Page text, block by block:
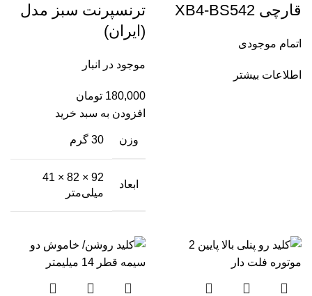
قارچی XB4-BS542
اتمام موجودی
اطلاعات بیشتر
ترنسپرنت سبز مدل
(ایران)
موجود در انبار
180,000 تومان
افزودن به سبد خرید
وزن 30 گرم
ابعاد
92 × 82 × 41
میلی‌متر